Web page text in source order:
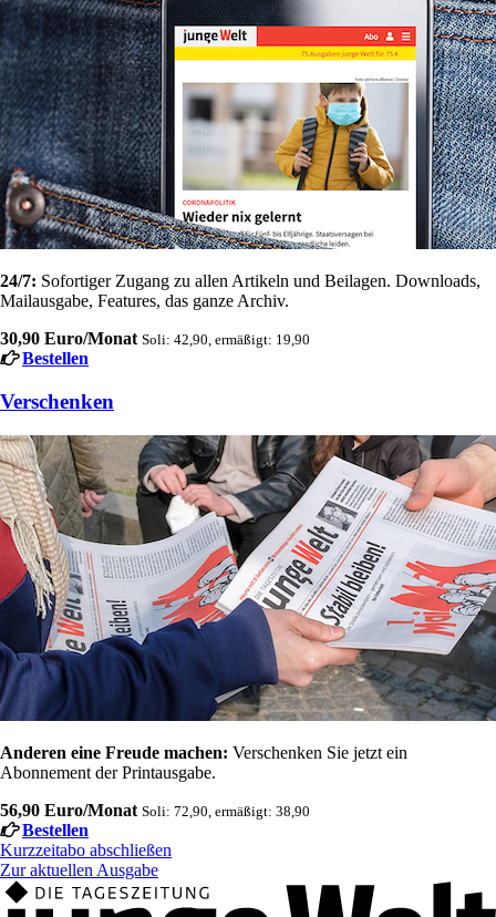
24/7: Sofortiger Zugang zu allen Artikeln und Beilagen. Downloads,
Mailausgabe, Features, das ganze Archiv.
30,90 Euro/Monat Soli: 42,90, ermäßigt: 19,90
Bestellen
Verschenken
Anderen eine Freude machen: Verschenken Sie jetzt ein
Abonnement der Printausgabe.
56,90 Euro/Monat Soli: 72,90, ermäßigt: 38,90
Bestellen
Kurzzeitabo abschließen
Zur aktuellen Ausgabe